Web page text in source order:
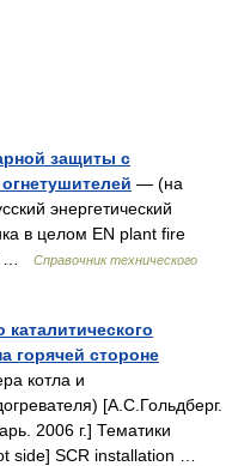
защиты с
— (на
энергетический
в целом EN plant fire
…
Справочник технического
каталитического
горячей стороне
котла и
[А.С.Гольдберг.
2006 г.] Тематики
side] SCR installation …